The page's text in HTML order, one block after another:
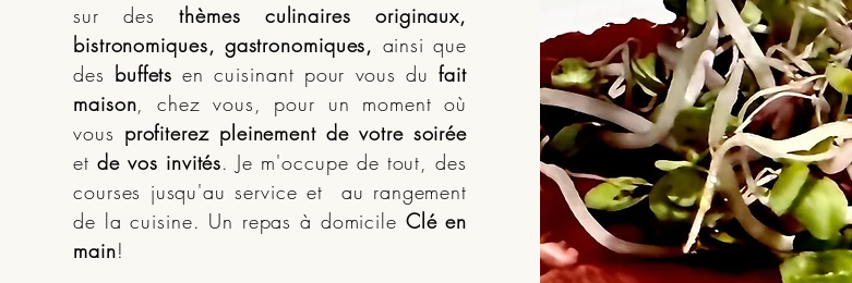
sur desthèmes culinaires originaux,
bistronomiques, gastronomiques, ainsi que
des buffetsen cuisinant pour vous dufait
maison, chez vous, pour un moment où
vous profiterez pleinement de votre soirée
etde vos invités. Je m'occupe de tout, des
courses jusqu'au service et au rangement
de la cuisine. Un repas à domicile Clé en
main!